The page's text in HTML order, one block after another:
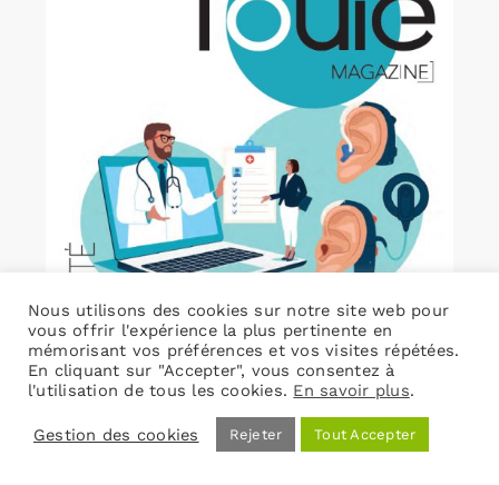
Nous utilisons des cookies sur notre site web pour
vous offrir l'expérience la plus pertinente en
mémorisant vos préférences et vos visites répétées.
En cliquant sur "Accepter", vous consentez à
l'utilisation de tous les cookies. En savoir plus.
Gestion des cookies Rejeter Tout Accepter